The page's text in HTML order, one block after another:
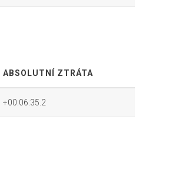
ABSOLUTNÍ ZTRÁTA
+00:06:35.2